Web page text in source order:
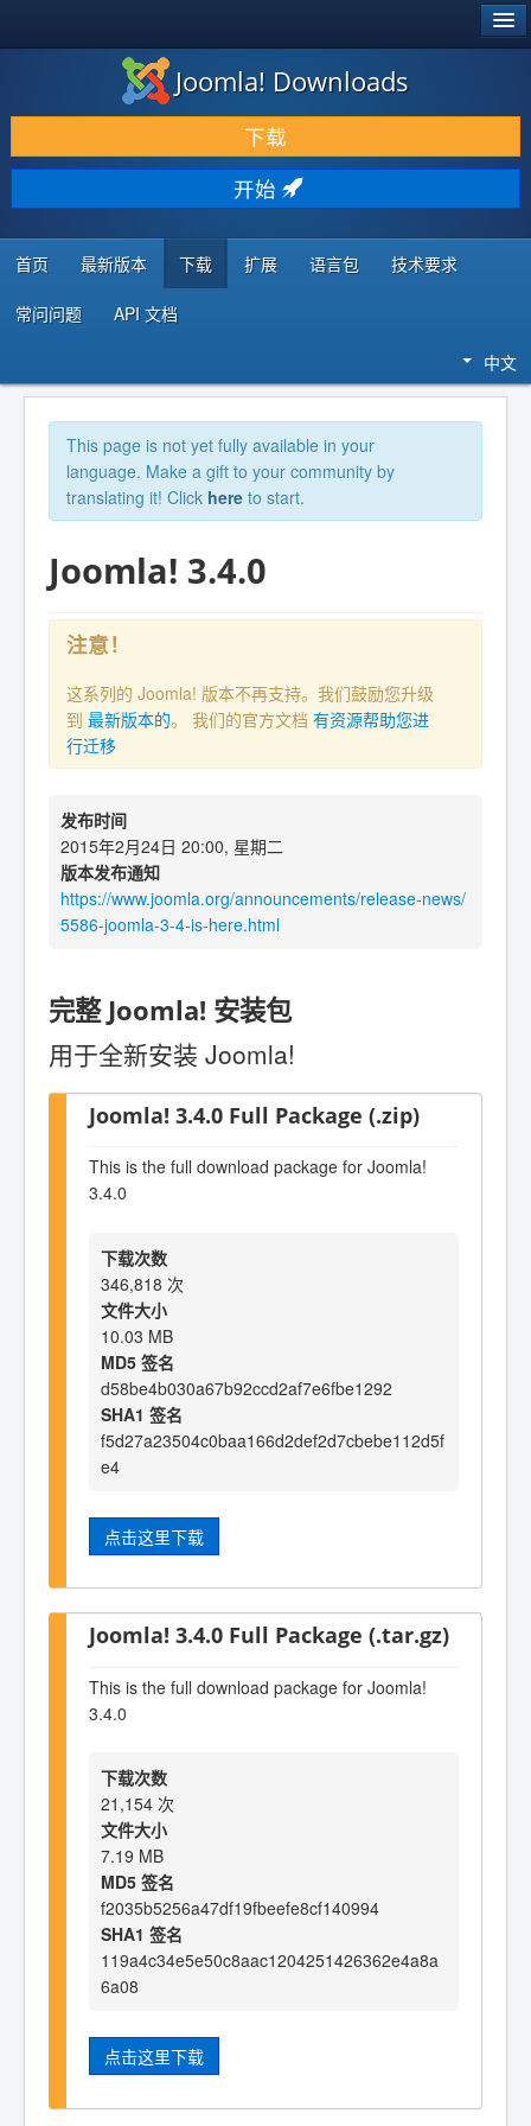
下载 & 扩展
发现 & 学习
社区 & 支持
开发者资源
Joomla! Downloads
下载
开始
首页 最新版本 下载 扩展 语言包 技术要求
常问问题 API 文档
中文
This page is not yet fully available in your
language. Make a gift to your community by
translating it! Click here to start.
Joomla! 3.4.0
注意！
这系列的 Joomla! 版本不再支持。我们鼓励您升级
到 最新版本的。 我们的官方文档 有资源帮助您进
行迁移
发布时间
2015年2月24日 20:00, 星期二
版本发布通知
https://www.joomla.org/announcements/release-news/
5586-joomla-3-4-is-here.html
完整 Joomla! 安装包
用于全新安装 Joomla!
Joomla! 3.4.0 Full Package (.zip)
This is the full download package for Joomla!
3.4.0
下载次数
346,818 次
文件大小
10.03 MB
MD5 签名
d58be4b030a67b92ccd2af7e6fbe1292
SHA1 签名
f5d27a23504c0baa166d2def2d7cbebe112d5f
e4
点击这里下载
Joomla! 3.4.0 Full Package (.tar.gz)
This is the full download package for Joomla!
3.4.0
下载次数
21,154 次
文件大小
7.19 MB
MD5 签名
f2035b5256a47df19fbeefe8cf140994
SHA1 签名
119a4c34e5e50c8aac1204251426362e4a8a
6a08
点击这里下载